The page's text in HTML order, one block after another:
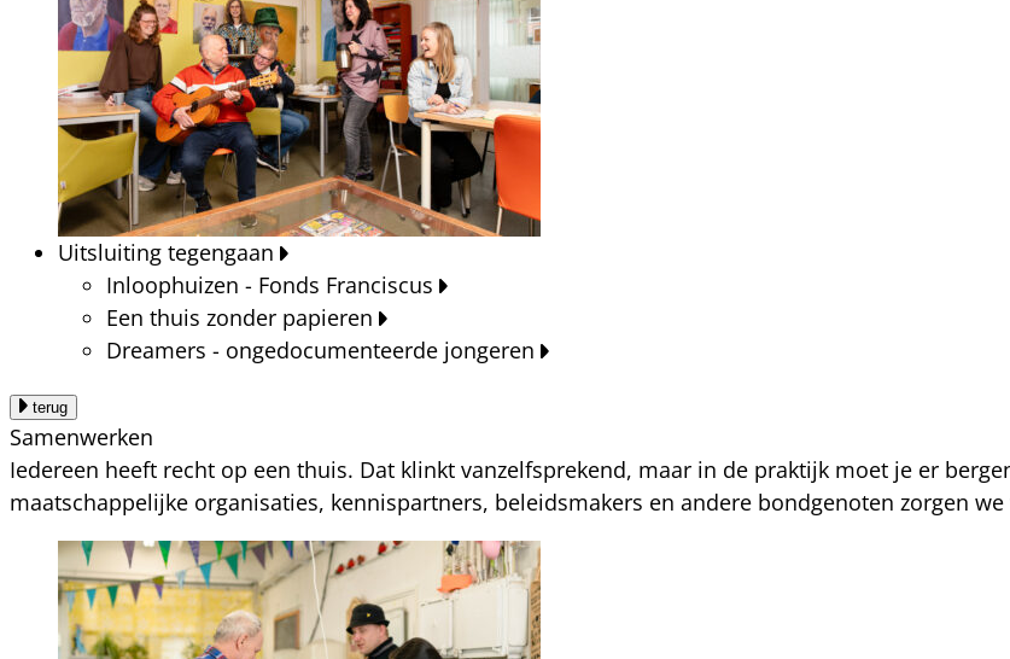
Uitsluiting tegengaan
Inloophuizen - Fonds Franciscus
Een thuis zonder papieren
Dreamers - ongedocumenteerde jongeren
terug
Samenwerken
Iedereen heeft recht op een thuis. Dat klinkt vanzelfsprekend, maar in de praktijk moet je er
maatschappelijke organisaties, kennispartners, beleidsmakers en andere bondgenoten zorgen